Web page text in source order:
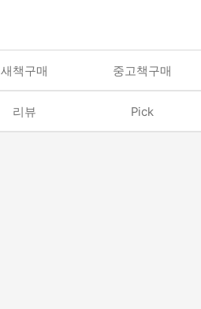
새책구매 중고책구매
리뷰 Pick